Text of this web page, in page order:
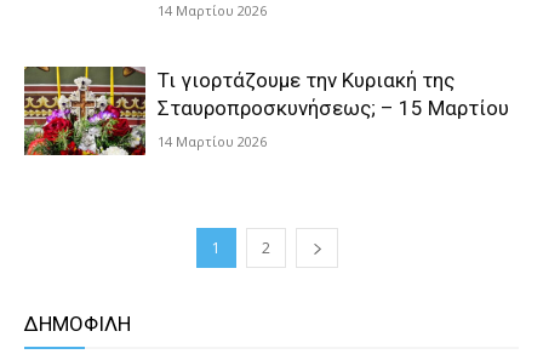
14 Μαρτίου 2026
Τι γιορτάζουμε την Κυριακή της
Σταυροπροσκυνήσεως; – 15 Μαρτίου
14 Μαρτίου 2026
1 2
ΔΗΜΟΦΙΛΗ